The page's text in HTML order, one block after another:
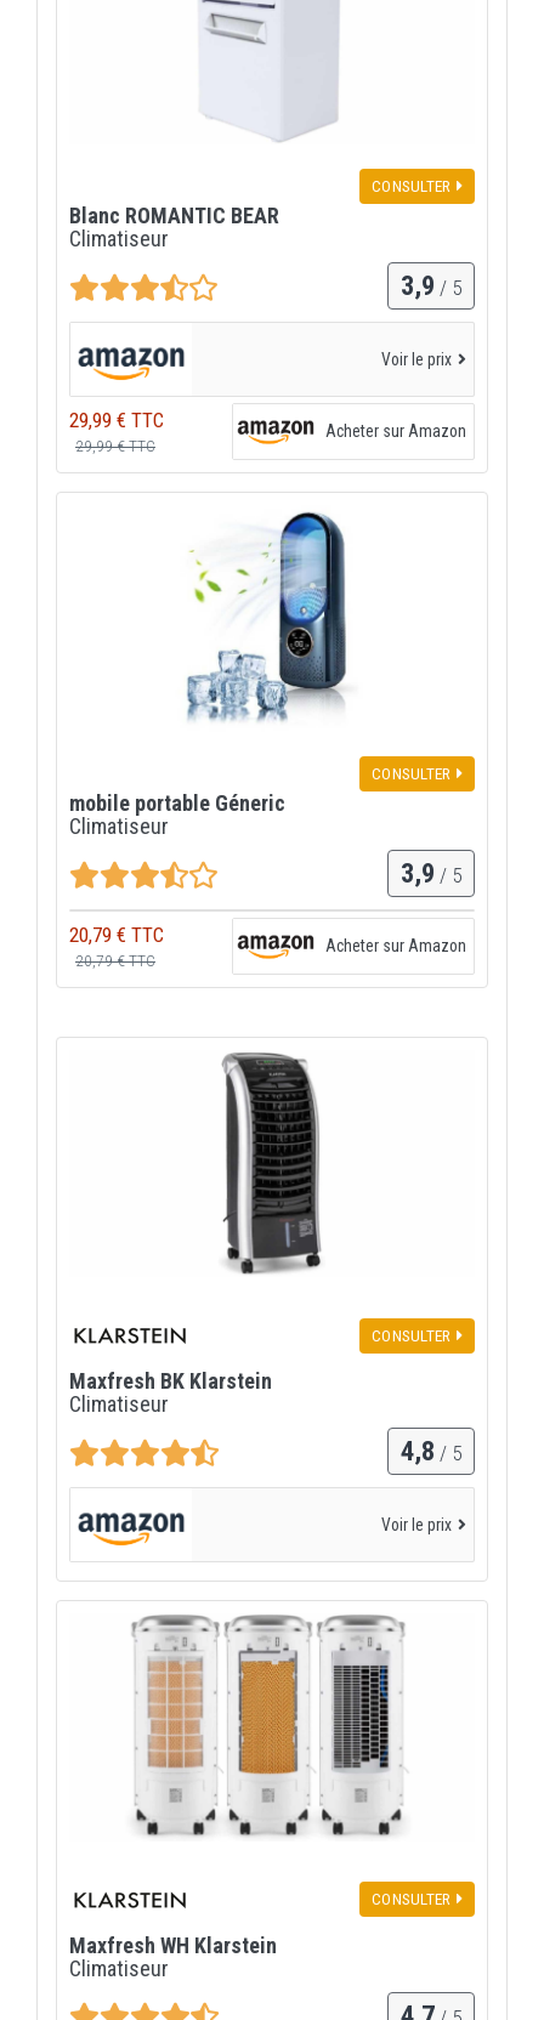
CONSULTER
Blanc ROMANTIC BEAR
Climatiseur
3,9 / 5
Voir le prix
29,99 € TTC
29,99 € TTC
Acheter sur Amazon
CONSULTER
mobile portable Géneric
Climatiseur
3,9 / 5
20,79 € TTC
20,79 € TTC
Acheter sur Amazon
CONSULTER
Maxfresh BK Klarstein
Climatiseur
4,8 / 5
Voir le prix
CONSULTER
Maxfresh WH Klarstein
Climatiseur